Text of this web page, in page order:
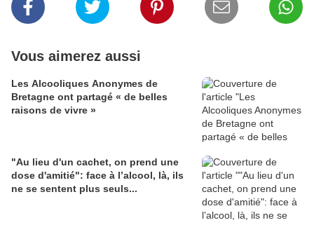
Vous aimerez aussi
Les Alcooliques Anonymes de
Bretagne ont partagé « de belles
raisons de vivre »
"Au lieu d'un cachet, on prend une
dose d'amitié": face à l’alcool, là, ils
ne se sentent plus seuls...